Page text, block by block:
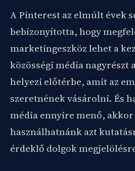
A Pinterest az elmúlt évek
bebizonyította, hogy
marketingeszköz lehet a
közösségi média nagyrészt
helyezi előtérbe, amit az
szeretnének vásárolni. És
média ennyire menő,
használhatnánk azt
érdeklő dolgok